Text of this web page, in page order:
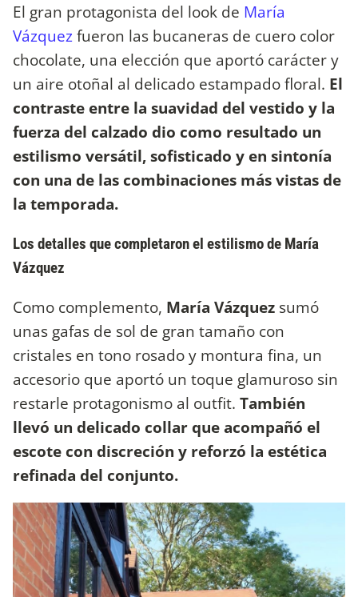
El gran protagonista del look de María
Vázquezfueron las bucaneras de cuero color
chocolate, una elección que aportó carácter y
un aire otoñal al delicado estampado floral. El
contraste entre la suavidad del vestido y la
fuerza del calzado dio como resultado un
estilismo versátil, sofisticado y en sintonía
con una de las combinaciones más vistas de
la temporada.
Los detalles que completaron el estilismo de María
Vázquez
Como complemento, María Vázquez sumó
unas gafas de sol de gran tamaño con
cristales en tono rosado y montura fina, un
accesorio que aportó un toque glamuroso sin
restarle protagonismo al outfit. También
llevó un delicado collar que acompañó el
escote con discreción y reforzó la estética
refinada del conjunto.